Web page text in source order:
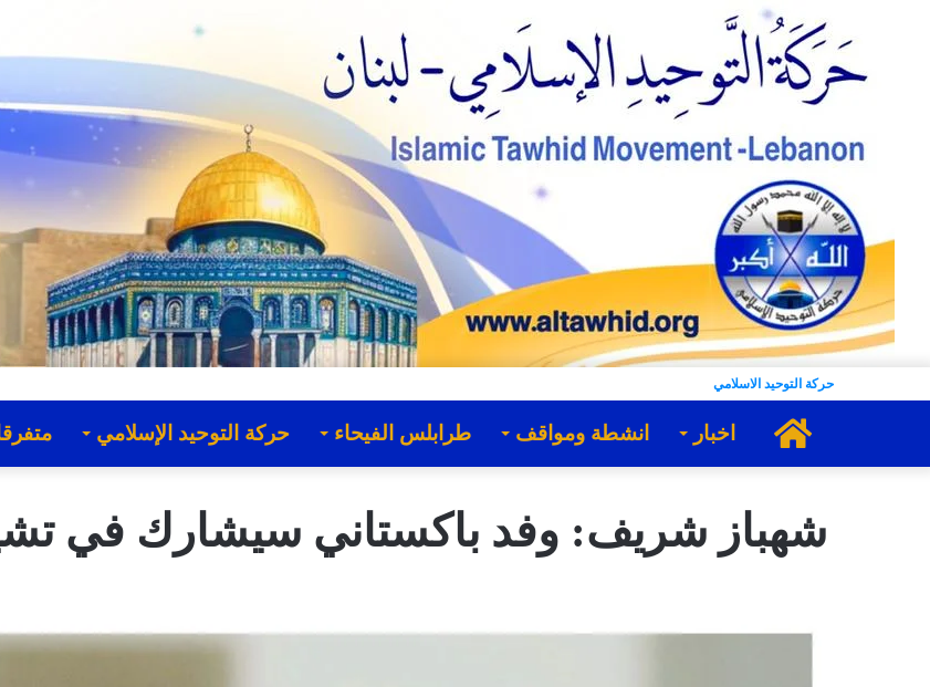
حركة التوحيد الاسلامي
الرئيسية
اخبار انشطة ومواقف طرابلس الفيحاء حركة التوحيد الإسلامي
شهباز شريف: وفد باكستاني سيشارك في